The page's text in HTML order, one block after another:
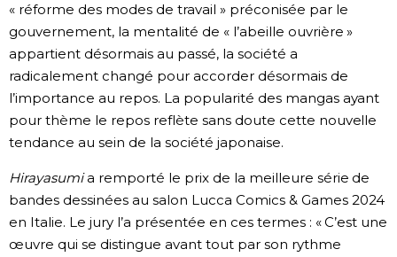
« réforme des modes de travail » préconisée par le
gouvernement, la mentalité de « l’abeille ouvrière »
appartient désormais au passé, la société a
radicalement changé pour accorder désormais de
l’importance au repos. La popularité des mangas ayant
pour thème le repos reflète sans doute cette nouvelle
tendance au sein de la société japonaise.
Hirayasumia remporté le prix de la meilleure série de
bandes dessinées au salon Lucca Comics & Games 2024
en Italie. Le jury l’a présentée en ces termes : « C’est une
œuvre qui se distingue avant tout par son rythme